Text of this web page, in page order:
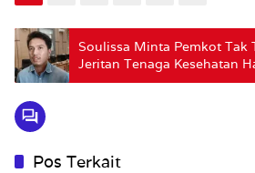
Soulissa Minta Pemkot Tak
Jeritan Tenaga Kesehatan
Pos Terkait